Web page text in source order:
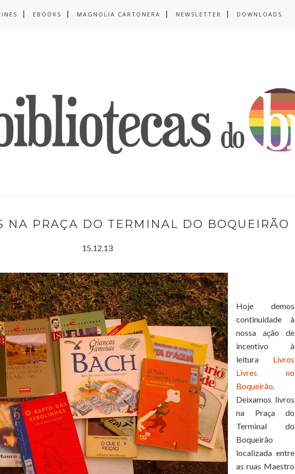
EBOOKS MAGNOLIA CARTONERA NEWSLETTER DOWNLOADS
NA PRAÇA DO TERMINAL DO BOQUEIRÃO
15.12.13
Hoje demos
continuidade à
nossa ação de
incentivo à
leitura Livros
Livres no
Boqueirão.
Deixamos livros
na Praça do
Terminal do
Boqueirão
localizada entre
as ruas Maestro